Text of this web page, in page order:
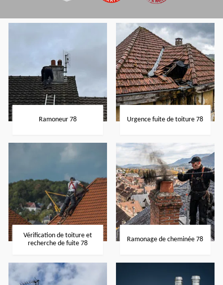
Ramoneur 78 Urgence fuite de toiture 78
Vérification de toiture et
recherche de fuite 78
Ramonage de cheminée 78